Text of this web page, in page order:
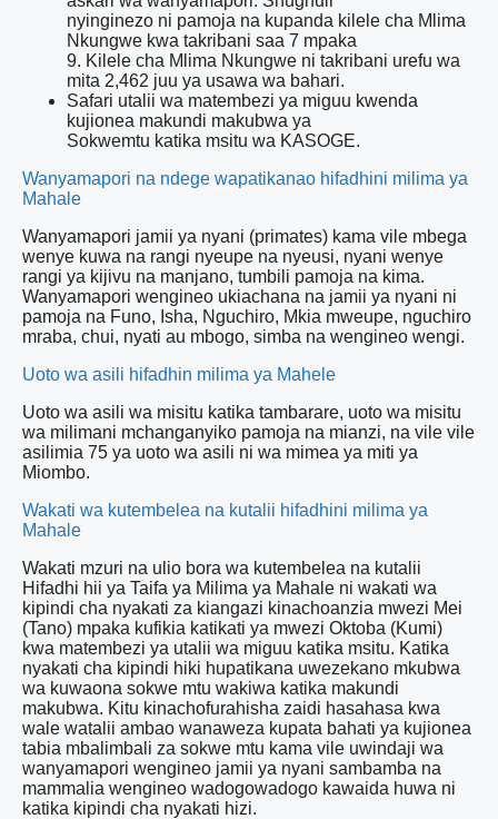
nyinginezo ni pamoja na kupanda kilele cha Mlima
Nkungwe kwa takribani saa 7 mpaka
9. Kilele cha Mlima Nkungwe ni takribani urefu wa
mita 2,462 juu ya usawa wa bahari.
Safari utalii wa matembezi ya miguu kwenda
kujionea makundi makubwa ya
Sokwemtu katika msitu wa KASOGE.
Wanyamapori na ndege wapatikanao hifadhini milima ya
Mahale
Wanyamapori jamii ya nyani (primates) kama vile mbega
wenye kuwa na rangi nyeupe na nyeusi, nyani wenye
rangi ya kijivu na manjano, tumbili pamoja na kima.
Wanyamapori wengineo ukiachana na jamii ya nyani ni
pamoja na Funo, Isha, Nguchiro, Mkia mweupe, nguchiro
mraba, chui, nyati au mbogo, simba na wengineo wengi.
Uoto wa asili hifadhin milima ya Mahele
Uoto wa asili wa misitu katika tambarare, uoto wa misitu
wa milimani mchanganyiko pamoja na mianzi, na vile vile
asilimia 75 ya uoto wa asili ni wa mimea ya miti ya
Miombo.
Wakati wa kutembelea na kutalii hifadhini milima ya
Mahale
Wakati mzuri na ulio bora wa kutembelea na kutalii
Hifadhi hii ya Taifa ya Milima ya Mahale ni wakati wa
kipindi cha nyakati za kiangazi kinachoanzia mwezi Mei
(Tano) mpaka kufikia katikati ya mwezi Oktoba (Kumi)
kwa matembezi ya utalii wa miguu katika msitu. Katika
nyakati cha kipindi hiki hupatikana uwezekano mkubwa
wa kuwaona sokwe mtu wakiwa katika makundi
makubwa. Kitu kinachofurahisha zaidi hasahasa kwa
wale watalii ambao wanaweza kupata bahati ya kujionea
tabia mbalimbali za sokwe mtu kama vile uwindaji wa
wanyamapori wengineo jamii ya nyani sambamba na
mammalia wengineo wadogowadogo kawaida huwa ni
katika kipindi cha nyakati hizi.